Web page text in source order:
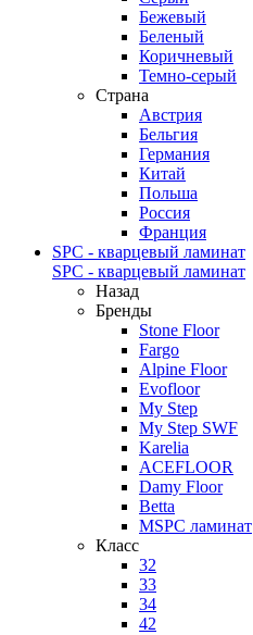
Бежевый
Беленый
Коричневый
Темно-серый
Страна
Австрия
Бельгия
Германия
Китай
Польша
Россия
Франция
SPC - кварцевый ламинат
SPC - кварцевый ламинат
Назад
Бренды
Stone Floor
Fargo
Alpine Floor
Evofloor
My Step
My Step SWF
Karelia
ACEFLOOR
Damy Floor
Betta
MSPC ламинат
Класс
32
33
34
42